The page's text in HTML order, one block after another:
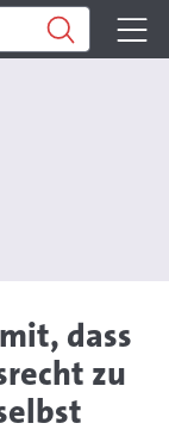
dass
zu